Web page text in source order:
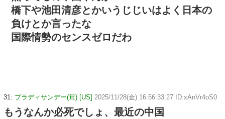
橋下や池田清彦とかいうじじいはよく日本の
負けとか言ったな
国際情勢のセンスゼロだわ
31: ブラディサンデー(茸) [US] 2025/11/28(金) 16:56:33.27 ID:xAnVr4oS0
もうなんか必死でしょ、最近の中国